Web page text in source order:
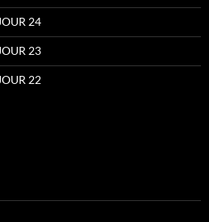
24
23
22